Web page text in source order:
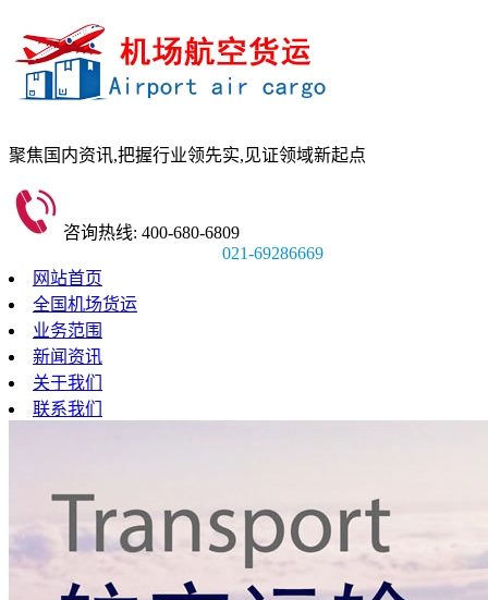
聚焦国内资讯,把握行业领先实,见证领域新起点
咨询热线: 400-680-6809
021-69286669
网站首页
全国机场货运
业务范围
新闻资讯
关于我们
联系我们